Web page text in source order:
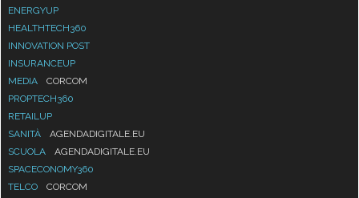
ENERGYUP
HEALTHTECH360
INNOVATION POST
INSURANCEUP
MEDIA
CORCOM
PROPTECH360
RETAILUP
SANITÀ
AGENDADIGITALE.EU
SCUOLA
AGENDADIGITALE.EU
SPACECONOMY360
TELCO
CORCOM